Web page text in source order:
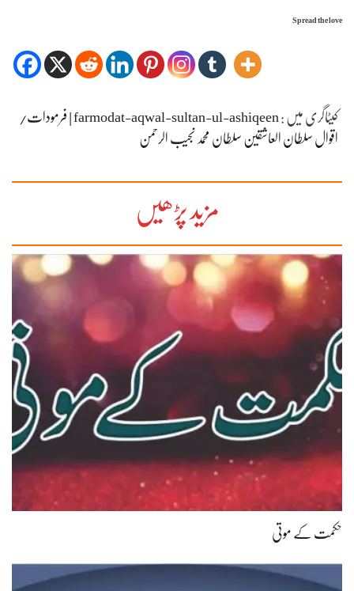
Spread the love
کیٹاگری میں :
farmodat-aqwal-sultan-ul-ashiqeen | فرمودات/
اقوال سلطان العاشقین سلطان محمد نجیب الرحمن
مزید پڑھیں
حکمت کے موتی